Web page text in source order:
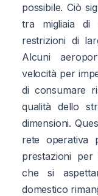
possibile. Ciò
tra migliaia di
restrizioni di
Alcuni
velocità per
di consumare
qualità dello
dimensioni.
rete operativa
prestazioni per
che si
domestico